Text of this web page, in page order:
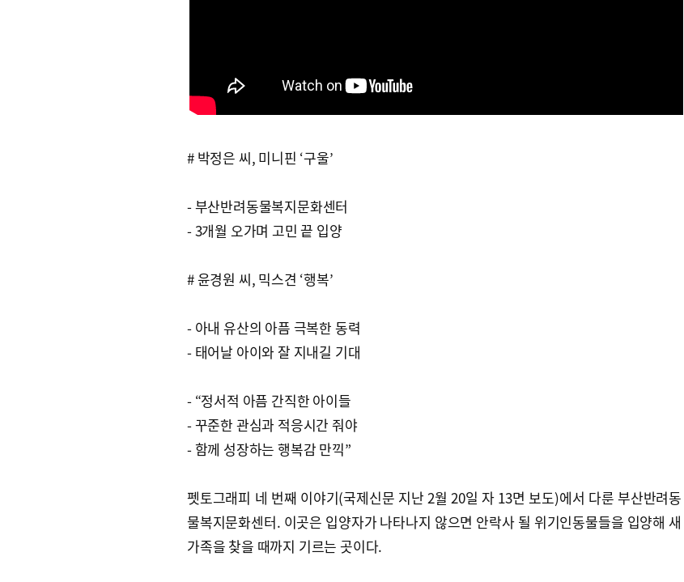
# 박정은 씨, 미니핀 ‘구울’
- 부산반려동물복지문화센터
- 3개월 오가며 고민 끝 입양
# 윤경원 씨, 믹스견 ‘행복’
- 아내 유산의 아픔 극복한 동력
- 태어날 아이와 잘 지내길 기대
- “정서적 아픔 간직한 아이들
- 꾸준한 관심과 적응시간 줘야
- 함께 성장하는 행복감 만끽”
펫토그래피 네 번째 이야기(국제신문 지난 2월 20일 자 13면 보도)에서 다룬 부산반려동
물복지문화센터. 이곳은 입양자가 나타나지 않으면 안락사 될 위기인동물들을 입양해 새
가족을 찾을 때까지 기르는 곳이다.